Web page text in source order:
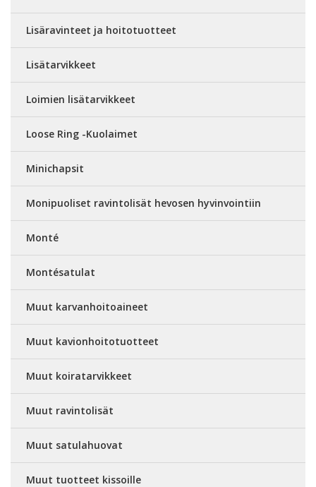
Lisäravinteet ja hoitotuotteet
Lisätarvikkeet
Loimien lisätarvikkeet
Loose Ring -Kuolaimet
Minichapsit
Monipuoliset ravintolisät hevosen hyvinvointiin
Monté
Montésatulat
Muut karvanhoitoaineet
Muut kavionhoitotuotteet
Muut koiratarvikkeet
Muut ravintolisät
Muut satulahuovat
Muut tuotteet kissoille